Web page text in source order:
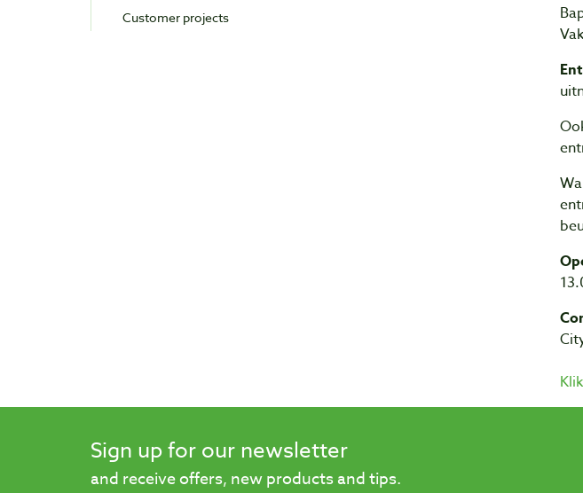
Customer projects
Sign up for our newsletter
and receive offers, new products and tips.